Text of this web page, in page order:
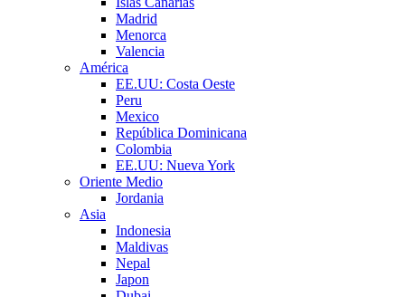
Madrid
Menorca
Valencia
América
EE.UU: Costa Oeste
Peru
Mexico
República Dominicana
Colombia
EE.UU: Nueva York
Oriente Medio
Jordania
Asia
Indonesia
Maldivas
Nepal
Japon